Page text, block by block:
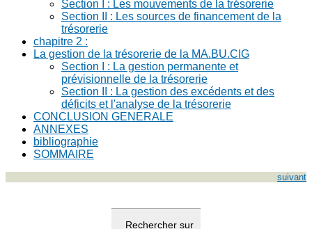
Section I : Les mouvements de la trésorerie
Section II : Les sources de financement de la
trésorerie
chapitre 2 :
La gestion de la trésorerie de la MA.BU.CIG
Section I : La gestion permanente et
prévisionnelle de la trésorerie
Section II : La gestion des excédents et des
déficits et l'analyse de la trésorerie
CONCLUSION GENERALE
ANNEXES
bibliographie
SOMMAIRE
suivant
Rechercher sur